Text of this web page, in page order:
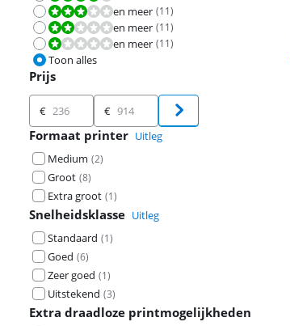
Beoordeling is 6,0 van de 10.
en meer (11)
Beoordeling is 4,0 van de 10.
en meer (11)
Beoordeling is 2,0 van de 10.
en meer (11)
Toon alles
Prijs
Prijs
€ €
Formaat printer Uitleg
Medium (2)
Groot (8)
Extra groot (1)
Snelheidsklasse Uitleg
Standaard (1)
Goed (6)
Zeer goed (1)
Uitstekend (3)
Extra draadloze printmogelijkheden